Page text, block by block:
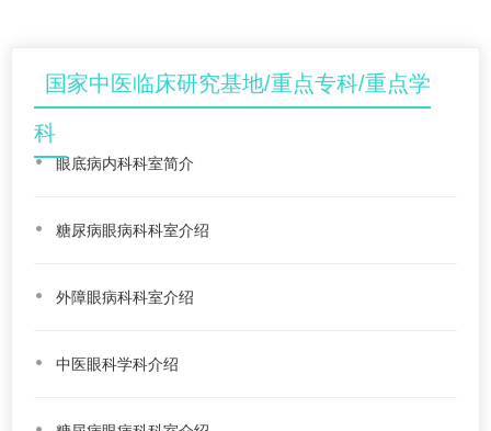
国家中医临床研究基地/重点专科/重点学
科
眼底病内科科室简介
糖尿病眼病科科室介绍
外障眼病科科室介绍
中医眼科学科介绍